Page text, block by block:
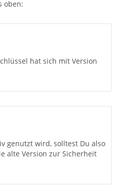
oben:
hat sich mit Version
genutzt wird, solltest Du also
alte Version zur Sicherheit